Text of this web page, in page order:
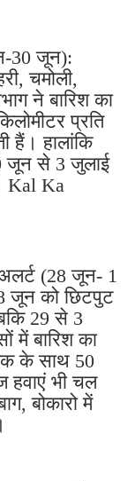
30 जून):
चमोली,
ने बारिश का
प्रति
हैं। हालांकि
जून से 3 जुलाई
Kal Ka
(28 जून- 1
जून को छिटपुट
29 से 3
में बारिश का
के साथ 50
हवाएं भी चल
बोकारो में